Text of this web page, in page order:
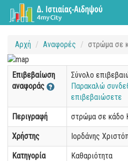
Αρχή Αναφορές στρώμα σε
Επιβεβαίωση
αναφοράς
Σύνολο
Παρακαλώ
επιβεβαιώσετε
Περιγραφή στρώμα σε κάδο
Χρήστης Ιορδάνης
Κατηγορία Καθαριότητα